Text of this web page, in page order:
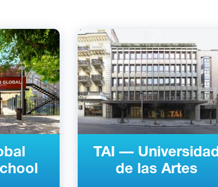
TAI — Universidad
de las Artes
Английский
Испанский
Мадрид, Испания
Частный